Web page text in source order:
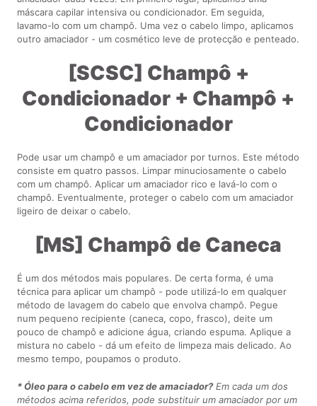
máscara capilar intensiva ou condicionador. Em seguida,
lavamo-lo com um champô. Uma vez o cabelo limpo, aplicamos
outro amaciador - um cosmético leve de protecção e penteado.
[SCSC] Champô +
Condicionador + Champô +
Condicionador
Pode usar um champô e um amaciador por turnos. Este método
consiste em quatro passos. Limpar minuciosamente o cabelo
com um champô. Aplicar um amaciador rico e lavá-lo com o
champô. Eventualmente, proteger o cabelo com um amaciador
ligeiro de deixar o cabelo.
[MS] Champô de Caneca
É um dos métodos mais populares. De certa forma, é uma
técnica para aplicar um champô - pode utilizá-lo em qualquer
método de lavagem do cabelo que envolva champô. Pegue
num pequeno recipiente (caneca, copo, frasco), deite um
pouco de champô e adicione água, criando espuma. Aplique a
mistura no cabelo - dá um efeito de limpeza mais delicado. Ao
mesmo tempo, poupamos o produto.
* Óleo para o cabelo em vez de amaciador?Em cada um dos
métodos acima referidos, pode substituir um amaciador por um